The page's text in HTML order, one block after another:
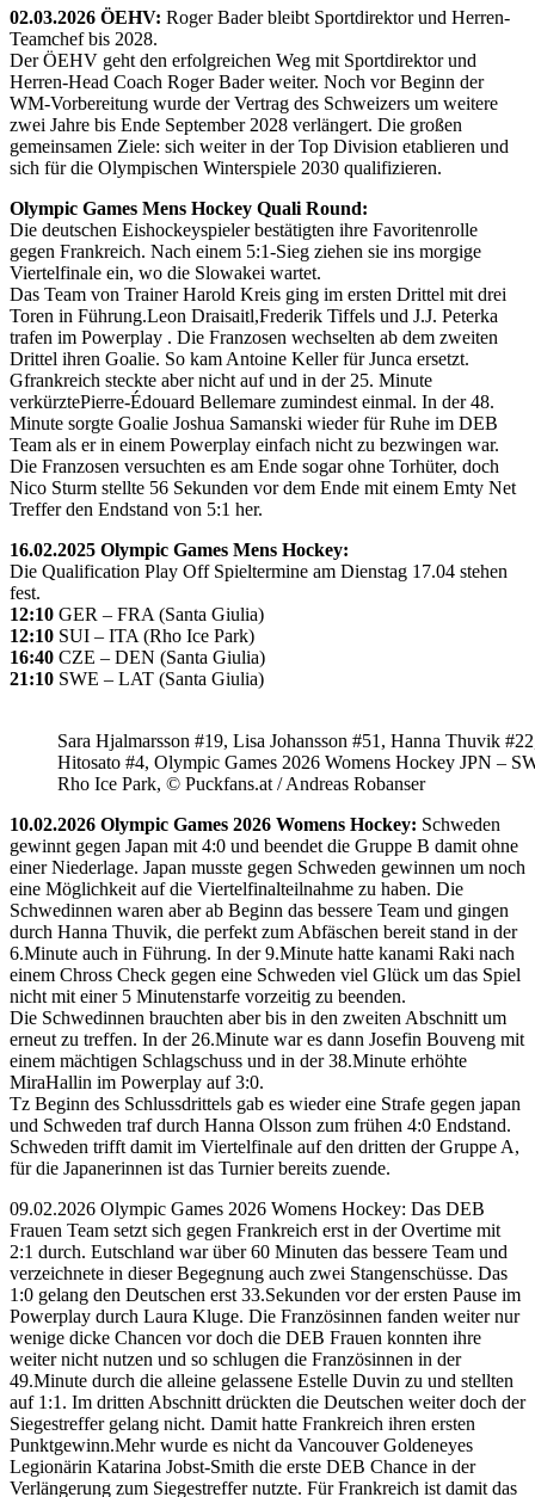
02.03.2026 ÖEHV: Roger Bader bleibt Sportdirektor und Herren-
Teamchef bis 2028.
Der ÖEHV geht den erfolgreichen Weg mit Sportdirektor und
Herren-Head Coach Roger Bader weiter. Noch vor Beginn der
WM-Vorbereitung wurde der Vertrag des Schweizers um weitere
zwei Jahre bis Ende September 2028 verlängert. Die großen
gemeinsamen Ziele: sich weiter in der Top Division etablieren und
sich für die Olympischen Winterspiele 2030 qualifizieren.
Olympic Games Mens Hockey Quali Round:
Die deutschen Eishockeyspieler bestätigten ihre Favoritenrolle
gegen Frankreich. Nach einem 5:1-Sieg ziehen sie ins morgige
Viertelfinale ein, wo die Slowakei wartet.
Das Team von Trainer Harold Kreis ging im ersten Drittel mit drei
Toren in Führung.Leon Draisaitl,Frederik Tiffels und J.J. Peterka
trafen im Powerplay . Die Franzosen wechselten ab dem zweiten
Drittel ihren Goalie. So kam Antoine Keller für Junca ersetzt.
Gfrankreich steckte aber nicht auf und in der 25. Minute
verkürztePierre-Édouard Bellemare zumindest einmal. In der 48.
Minute sorgte Goalie Joshua Samanski wieder für Ruhe im DEB
Team als er in einem Powerplay einfach nicht zu bezwingen war.
Die Franzosen versuchten es am Ende sogar ohne Torhüter, doch
Nico Sturm stellte 56 Sekunden vor dem Ende mit einem Emty Net
Treffer den Endstand von 5:1 her.
16.02.2025 Olympic Games Mens Hockey:
Die Qualification Play Off Spieltermine am Dienstag 17.04 stehen
fest.
12:10 GER – FRA (Santa Giulia)
12:10 SUI – ITA (Rho Ice Park)
16:40 CZE – DEN (Santa Giulia)
21:10 SWE – LAT (Santa Giulia)
Sara Hjalmarsson #19, Lisa Johansson #51, Hanna Thuvik
Hitosato #4, Olympic Games 2026 Womens Hockey JPN –
Rho Ice Park, © Puckfans.at / Andreas Robanser
10.02.2026 Olympic Games 2026 Womens Hockey: Schweden
gewinnt gegen Japan mit 4:0 und beendet die Gruppe B damit ohne
einer Niederlage. Japan musste gegen Schweden gewinnen um noch
eine Möglichkeit auf die Viertelfinalteilnahme zu haben. Die
Schwedinnen waren aber ab Beginn das bessere Team und gingen
durch Hanna Thuvik, die perfekt zum Abfäschen bereit stand in der
6.Minute auch in Führung. In der 9.Minute hatte kanami Raki nach
einem Chross Check gegen eine Schweden viel Glück um das Spiel
nicht mit einer 5 Minutenstarfe vorzeitig zu beenden.
Die Schwedinnen brauchten aber bis in den zweiten Abschnitt um
erneut zu treffen. In der 26.Minute war es dann Josefin Bouveng mit
einem mächtigen Schlagschuss und in der 38.Minute erhöhte
MiraHallin im Powerplay auf 3:0.
Tz Beginn des Schlussdrittels gab es wieder eine Strafe gegen japan
und Schweden traf durch Hanna Olsson zum frühen 4:0 Endstand.
Schweden trifft damit im Viertelfinale auf den dritten der Gruppe A,
für die Japanerinnen ist das Turnier bereits zuende.
09.02.2026 Olympic Games 2026 Womens Hockey: Das DEB
Frauen Team setzt sich gegen Frankreich erst in der Overtime mit
2:1 durch. Eutschland war über 60 Minuten das bessere Team und
verzeichnete in dieser Begegnung auch zwei Stangenschüsse. Das
1:0 gelang den Deutschen erst 33.Sekunden vor der ersten Pause im
Powerplay durch Laura Kluge. Die Französinnen fanden weiter nur
wenige dicke Chancen vor doch die DEB Frauen konnten ihre
weiter nicht nutzen und so schlugen die Französinnen in der
49.Minute durch die alleine gelassene Estelle Duvin zu und stellten
auf 1:1. Im dritten Abschnitt drückten die Deutschen weiter doch der
Siegestreffer gelang nicht. Damit hatte Frankreich ihren ersten
Punktgewinn.Mehr wurde es nicht da Vancouver Goldeneyes
Legionärin Katarina Jobst-Smith die erste DEB Chance in der
Verlängerung zum Siegestreffer nutzte. Für Frankreich ist damit das